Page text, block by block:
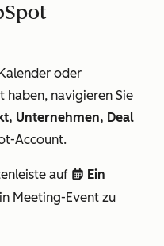
oder
navigieren Sie
Unternehmen, Deal
Account.
auf date Ein
Meeting-Event zu